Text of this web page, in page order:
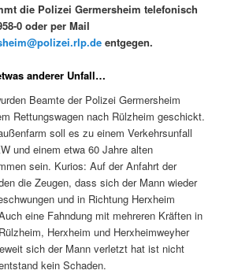
die Polizei Germersheim telefonisch
0 oder per Mail
entgegen.
anderer Unfall…
Beamte der Polizei Germersheim
Rettungswagen nach Rülzheim geschickt.
soll es zu einem Verkehrsunfall
und einem etwa 60 Jahre alten
sein. Kurios: Auf der Anfahrt der
die Zeugen, dass sich der Mann wieder
und in Richtung Herxheim
eine Fahndung mit mehreren Kräften in
Herxheim und Herxheimweyher
sich der Mann verletzt hat ist nicht
kein Schaden.